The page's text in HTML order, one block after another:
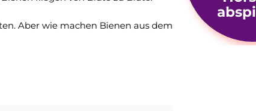
Aber wie machen Bienen aus dem